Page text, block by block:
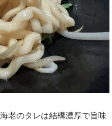
老のタレは結構濃厚で旨味